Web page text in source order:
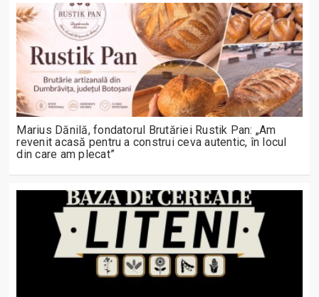
Marius Dănilă, fondatorul Brutăriei Rustik Pan: „Am
revenit acasă pentru a construi ceva autentic, în locul
din care am plecat”